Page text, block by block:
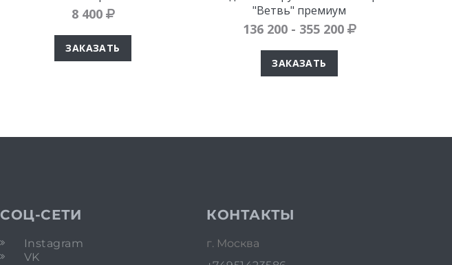
8 400
ЗАКАЗАТЬ
"Ветвь" премиум
136 200 - 355 200
ЗАКАЗАТЬ
СОЦ-СЕТИ
Instagram
VK
КОНТАКТЫ
г. Москва